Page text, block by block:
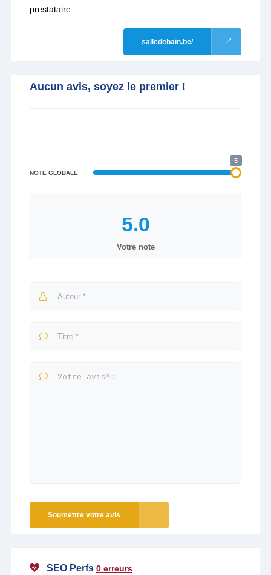
prestataire.
salledebain.be/
Aucun avis, soyez le premier !
NOTE GLOBALE
5
Votre note
Soumettre votre avis
SEO Perfs 0 erreurs